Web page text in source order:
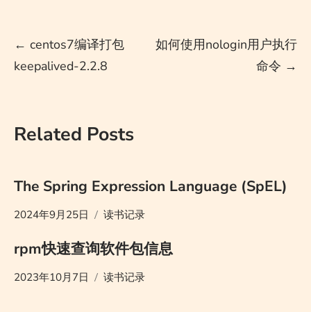
Post
navigation
← centos7编译打包
keepalived-2.2.8
如何使用nologin用户执行
命令 →
Related Posts
The Spring Expression Language (SpEL)
2024年9月25日 读书记录
rpm快速查询软件包信息
2023年10月7日 读书记录